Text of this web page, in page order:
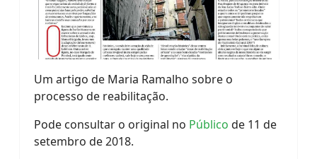
Um artigo de Maria Ramalho sobre o
processo de reabilitação.
Pode consultar o original no Público de 11 de
setembro de 2018.